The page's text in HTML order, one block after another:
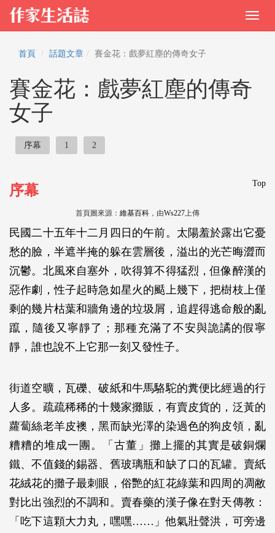
首頁 話題文章 賽金花：戲夢紅塵的傳奇女子
賽金花：戲夢紅塵的傳奇
女子
序幕 1 2
Top
序幕
首頁圖來源： 維基百科 ，由Ws227上傳
民國二十五年十二月四日的午前。太陽羞於露出它憂
愁的臉，半遮半掩的躲在雲層後，溢出的光芒晦澀而
沉鬱。北風來自塞外，吹得算不得猛烈，但像醉漢的
惡作劇，性子起時急如星火的颳上幾下，把樹枝上僅
剩的幾片枯葉和牆角邊的垃圾屑，追趕得逃命般的亂
躥，隨後又寧靜了；那種充滿了不安與詭譎的假寧
靜，誰也說不上它那一刻又發性子。
街道空曠，瓦礫、破紙和牛馬駱駝的糞便比經過的行
人多。疏疏稀稀的十幾家攤販，有賣皮貨的，泛黃的
蘿蔔絲老羊皮襖，黑而缺光澤的染過色的狗皮領，亂
糟糟的堆成一團。「古董」攤上擺的其實是破銅爛
鐵、不值錢的錫器、舊玻璃瓶和缺了口的瓦罐。賣紙
花絨花的攤子最刺眼，俗艷的紅花綠葉和四周的凋敝
對比出強烈的不調和。賣春藥的漢子像在對天傳教：
「吃下這顆大力丸，嘿嘿……」他氣壯聲洪，可旁邊